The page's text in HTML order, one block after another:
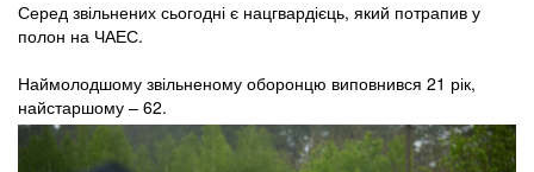
Серед звільнених сьогодні є нацгвардієць, який потрапив у
полон на ЧАЕС.
Наймолодшому звільненому оборонцю виповнився 21 рік,
найстаршому – 62.